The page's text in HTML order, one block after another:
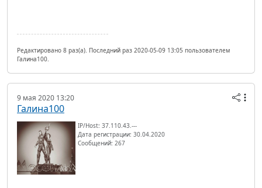
Редактировано 8 раз(а). Последний раз 2020-05-09 13:05 пользователем
Галина100.
9 мая 2020 13:20
Галина100
IP/Host: 37.110.43.---
Дата регистрации: 30.04.2020
Сообщений: 267